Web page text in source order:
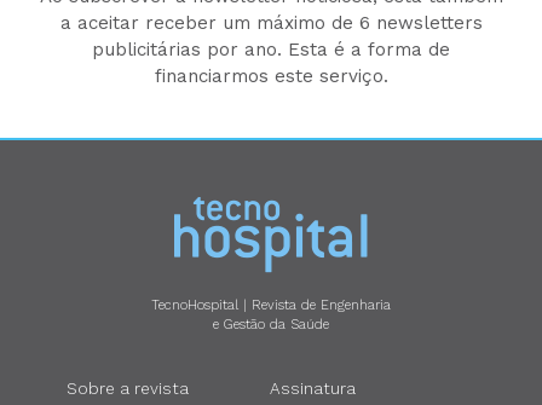
a aceitar receber um máximo de 6 newsletters
publicitárias por ano. Esta é a forma de
financiarmos este serviço.
TecnoHospital | Revista de Engenharia
e Gestão da Saúde
Sobre a revista
Assinatura